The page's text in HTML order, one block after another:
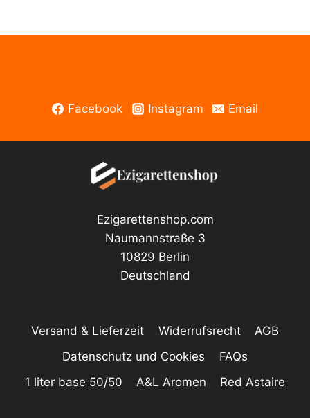
Facebook Instagram Email
Ezigarettenshop.com
Naumannstraße 3
10829 Berlin
Deutschland
Versand & Lieferzeit Widerrufsrecht
AGB
Datenschutz und Cookies
FAQs
1 liter base 50/50
A&L Aromen Red Astaire